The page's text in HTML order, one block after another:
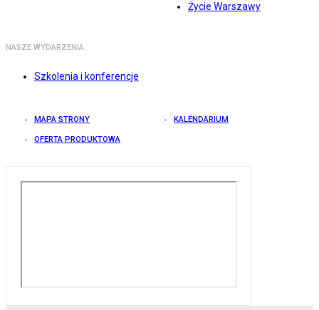
Życie Warszawy
NASZE WYDARZENIA
Szkolenia i konferencje
MAPA STRONY KALENDARIUM
OFERTA PRODUKTOWA